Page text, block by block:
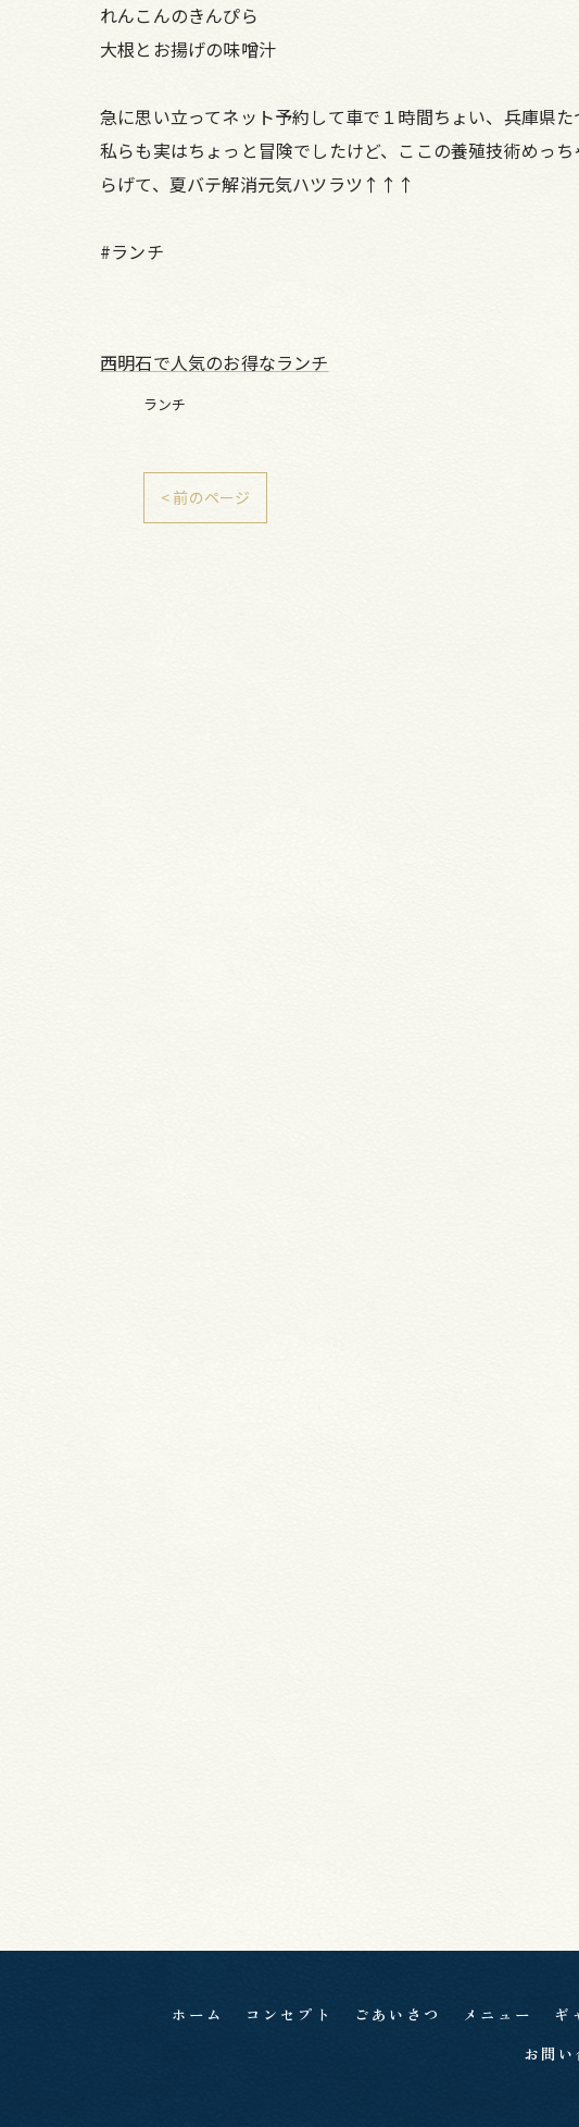
れんこんのきんぴら
大根とお揚げの味噌汁
急に思い立ってネット予約して車で１時間ちょい、兵庫県
私らも実はちょっと冒険でしたけど、ここの養殖技術めっ
らげて、夏バテ解消元気ハツラツ↑↑↑
#ランチ
西明石で人気のお得なランチ
ランチ
< 前のページ
ホーム コンセプト ごあいさつ メニュー ギ
お問い